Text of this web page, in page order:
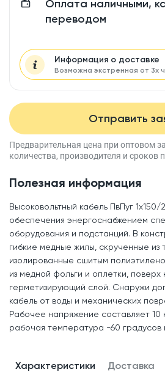
Отправить
Предварительная цена при оптовом
количества, производителя и сроков
Оплата наличными,
переводом
Информация о доставке
Возможна экстренная от 3х
Полезная информация
Высоковольтный кабель ПвПуг 1x150/
обеспечения энергоснабжением
оборудования и подстанций. В
гибкие медные жилы, скрученные из
изолированные сшитым
из медной фольги и оплетки, поверх
герметизирующий слой. Снаружи
кабель от воды и механических
Рабочее напряжение составляет 10
рабочая температура -60 градусов
Характеристики Доставка